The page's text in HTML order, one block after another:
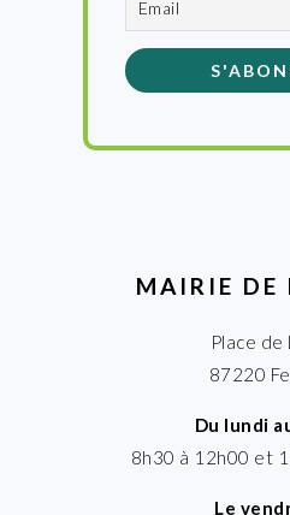
MAIRIE DE
Place de
87220
Du lundi
8h30 à 12h00 et
Le